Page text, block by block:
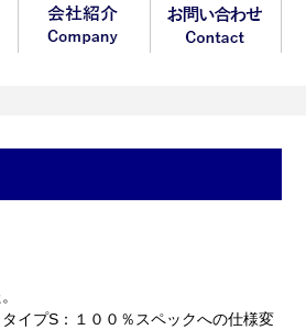
イプS：１００％スペックへの仕様変